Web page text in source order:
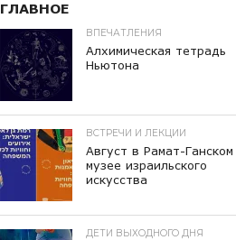
ГЛАВНОЕ
ВПЕЧАТЛЕНИЯ
Алхимическая тетрадь
Ньютона
ВСТРЕЧИ И ЛЕКЦИИ
Август в Рамат-Ганском
музее израильского
искусства
ДЕТИ ВЫХОДНОГО ДНЯ